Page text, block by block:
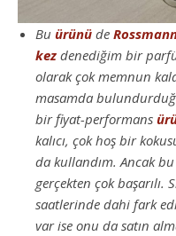
Bu ürünü de
kez denediğim bir
olarak çok memnun
masamda
bir fiyat-performans
kalıcı, çok hoş bir
da kullandım. Ancak bu
gerçekten çok başarılı.
saatlerinde dahi fark
var ise onu da satın